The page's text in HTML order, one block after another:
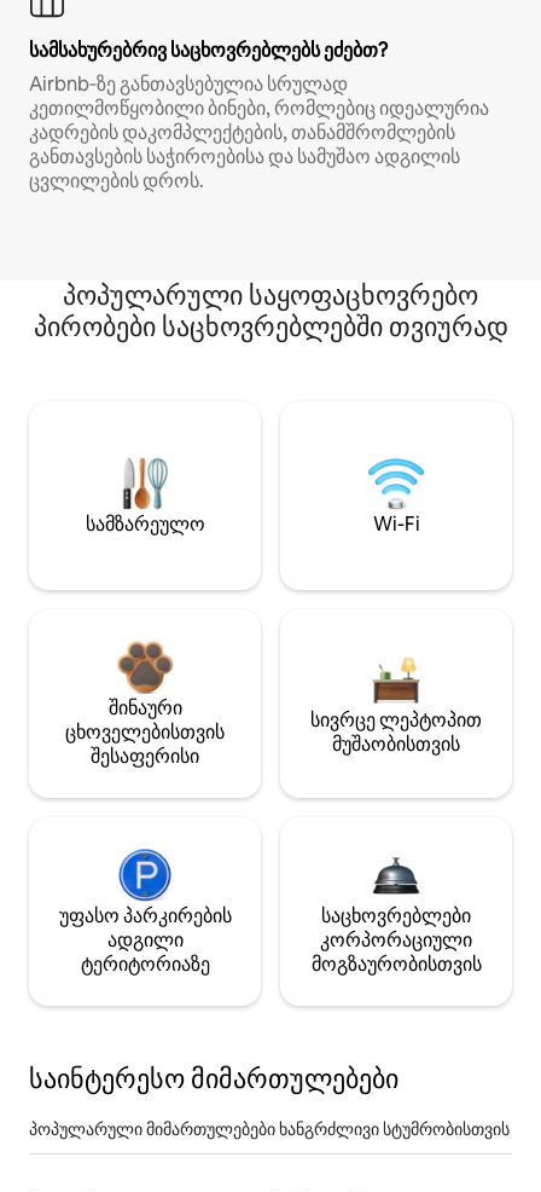
სამსახურებრივ საცხოვრებლებს ეძებთ?
Airbnb‑ზე განთავსებულია სრულად
კეთილმოწყობილი ბინები, რომლებიც იდეალურია
კადრების დაკომპლექტების, თანამშრომლების
განთავსების საჭიროებისა და სამუშაო ადგილის
ცვლილების დროს.
პოპულარული საყოფაცხოვრებო
პირობები საცხოვრებლებში თვიურად
სამზარეულო Wi-Fi
შინაური
ცხოველებისთვის
შესაფერისი
სივრცე ლეპტოპით
მუშაობისთვის
უფასო პარკირების
ადგილი
ტერიტორიაზე
საცხოვრებლები
კორპორაციული
მოგზაურობისთვის
საინტერესო მიმართულებები
პოპულარული მიმართულებები ხანგრძლივი სტუმრობისთვის